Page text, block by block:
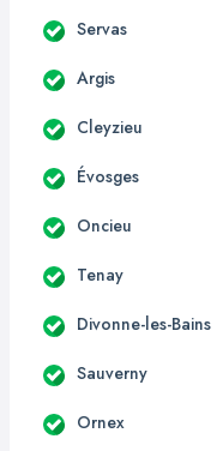
Servas
Argis
Cleyzieu
Évosges
Oncieu
Tenay
Divonne-les-Bains
Sauverny
Ornex